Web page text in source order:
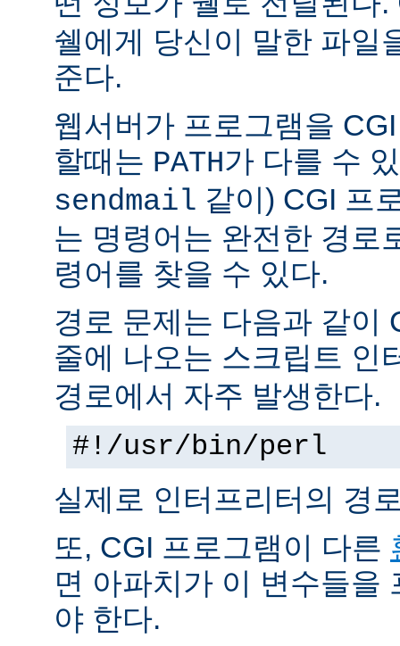
쉘에게 당신이 말한 파일
준다.
웹서버가 프로그램을
할때는 PATH가 다를 수
sendmail 같이) CGI 프
는 명령어는 완전한 경로
령어를 찾을 수 있다.
경로 문제는 다음과 같이
줄에 나오는 스크립트 인
경로에서 자주 발생한다.
#!/usr/bin/perl
실제로 인터프리터의 경
또, CGI 프로그램이 다른
면 아파치가 이 변수들을
야 한다.